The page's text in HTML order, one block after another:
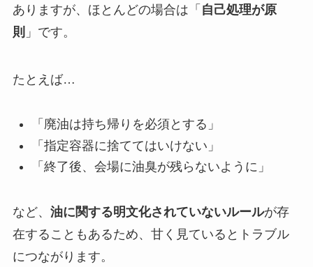
ありますが、ほとんどの場合は「 自己処理が原
則 」です。
たとえば…
「廃油は持ち帰りを必須とする」
「指定容器に捨ててはいけない」
「終了後、会場に油臭が残らないように」
など、 油に関する明文化されていないルールが存
在することもあるため、甘く見ているとトラブル
につながります。